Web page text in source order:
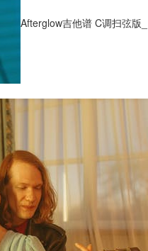
Afterglow吉他谱 C调扫弦版_